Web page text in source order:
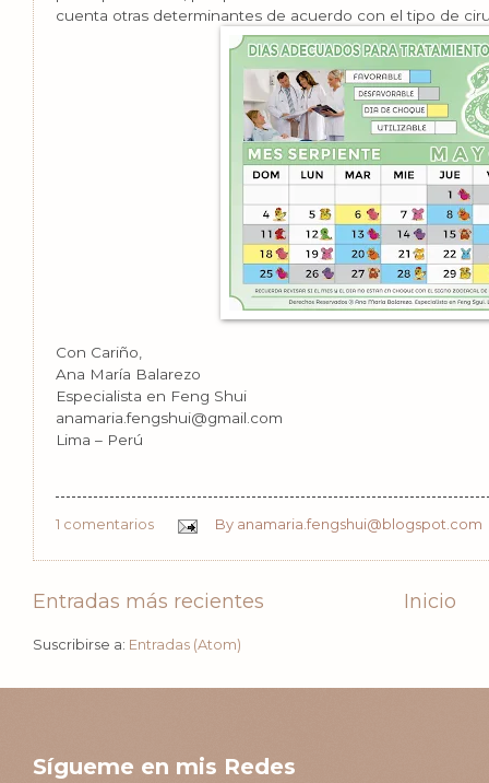
cuenta otras determinantes de acuerdo con el tipo de
Con Cariño,
Ana María Balarezo
Especialista en Feng Shui
anamaria.fengshui@gmail.com
Lima – Perú
1 comentarios By anamaria.fengshui@blogspot.com
Entradas más recientes Inicio
Suscribirse a: Entradas (Atom)
Sígueme en mis Redes